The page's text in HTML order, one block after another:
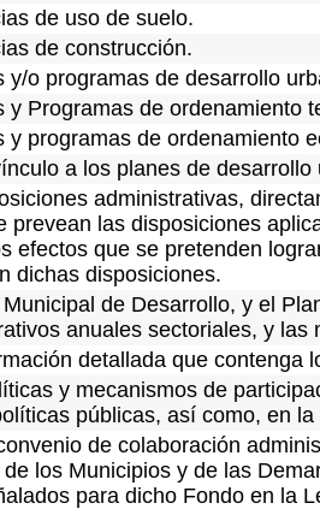
de uso de suelo.
de construcción.
y/o programas de desarrollo
y Programas de ordenamiento
y programas de ordenamiento
a los planes de desarrollo
administrativas,
prevean las disposiciones
efectos que se pretenden
dichas disposiciones.
de Desarrollo, y el
anuales sectoriales, y
detallada que contenga
y mecanismos de
públicas, así como, en
de colaboración
los Municipios y de las
para dicho Fondo en la